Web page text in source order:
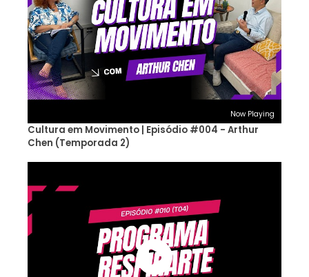
Now Playing
Cultura em Movimento | Episódio #004 - Arthur
Chen (Temporada 2)